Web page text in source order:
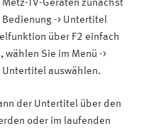
TV-Geräten zunächst
Bedienung -> Untertitel
über F2 einfach
wählen Sie im Menü ->
Untertitel auswählen.
der Untertitel über den
oder im laufenden